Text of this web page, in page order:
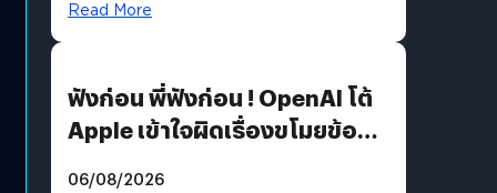
Read More
ฟังก่อน พี่ฟังก่อน ! OpenAI โต้
Apple เข้าใจผิดเรื่องขโมยข้อมูล
06/08/2026